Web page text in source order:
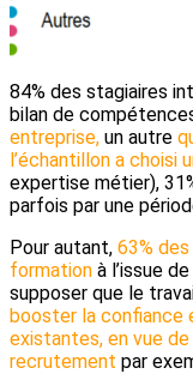
84% des stagiaires
bilan de
entreprise, un autre
l’échantillon a choisi
expertise métier),
parfois par une
Pour autant, 63%
formation à l’issue
supposer que le
booster la confiance
existantes, en vue
recrutement par